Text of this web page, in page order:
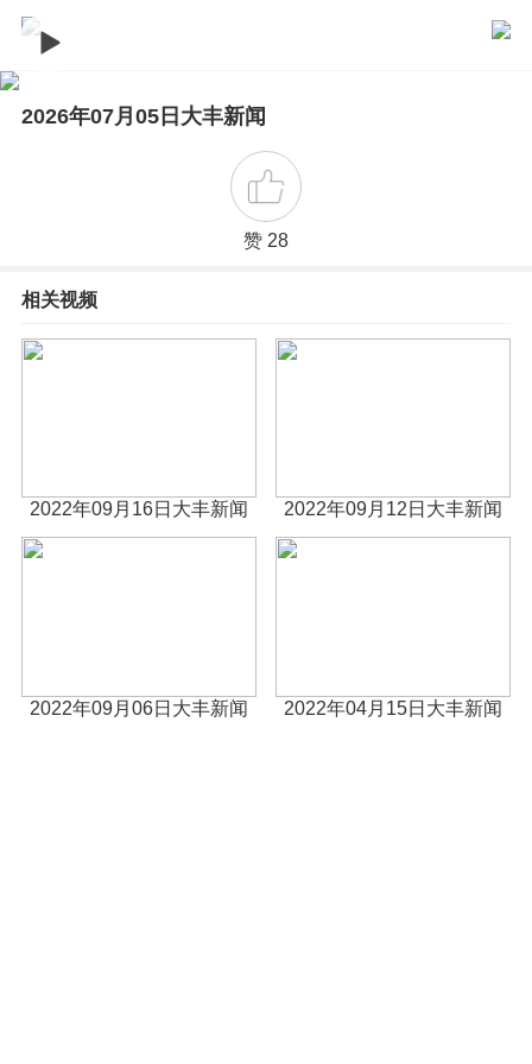
2026年07月05日大丰新闻
赞 28
相关视频
2022年09月16日大丰新闻 2022年09月12日大丰新闻
2022年09月06日大丰新闻 2022年04月15日大丰新闻